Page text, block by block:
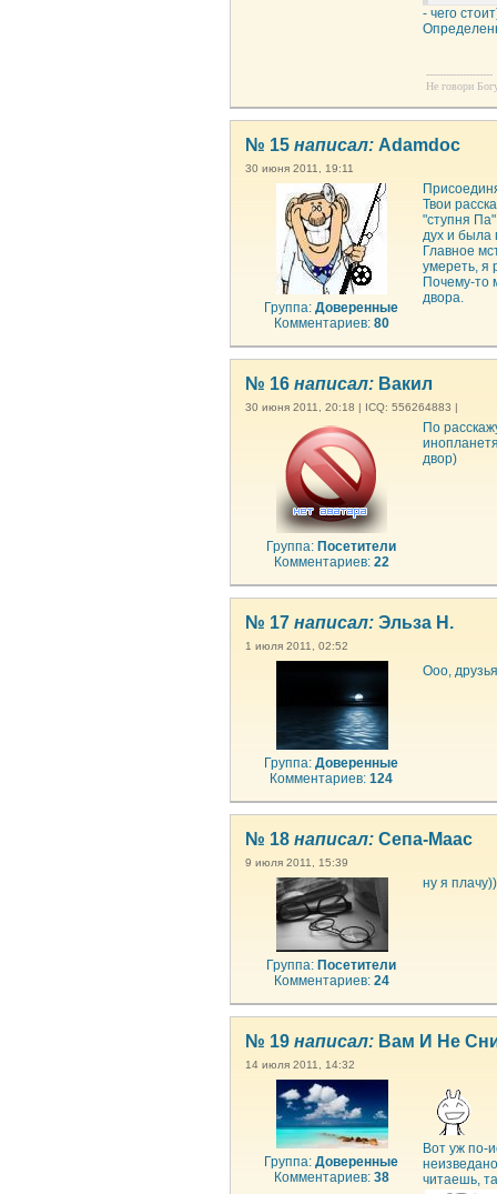
- чего
--------------------
Не говори
№ 15 написал: Adamdoc
30 июня 2011, 19:11
Группа:Доверенные
Комментариев: 80
Твои
"ступня
дух и была
Главное
умереть, я
Почему-то
двора.
№ 16 написал: Вакил
30 июня 2011, 20:18 | ICQ: 556264883 |
Группа: Посетители
Комментариев: 22
По
двор)
№ 17 написал: Эльза Н.
1 июля 2011, 02:52
Группа:Доверенные
Комментариев:124
Ооо,
№ 18 написал: Сепа-Маас
9 июля 2011, 15:39
Группа: Посетители
Комментариев: 24
ну я
№ 19 написал: Вам И Не
14 июля 2011, 14:32
Группа:Доверенные
Комментариев: 38
Вот уж по-
читаешь,